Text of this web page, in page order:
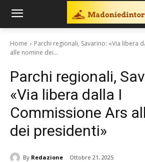
Home
Parchi regionali, Savarino: «Via libera
alle nomine dei...
Parchi regionali,
«Via libera dalla I
Commissione Ars
dei presidenti»
By Redazione Ottobre 21, 2025